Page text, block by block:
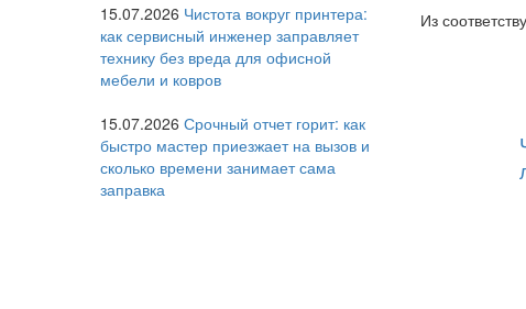
15.07.2026 Чистота вокруг принтера:
как сервисный инженер заправляет
технику без вреда для офисной
мебели и ковров
15.07.2026 Срочный отчет горит: как
быстро мастер приезжает на вызов и
сколько времени занимает сама
заправка
Из